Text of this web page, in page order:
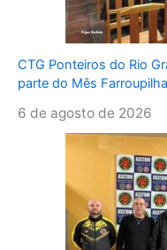
CTG Ponteiros do Rio
parte do Mês
6 de agosto de 2026